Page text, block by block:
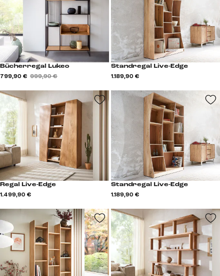
Bücherregal Lukeo
799,90 € 999,90 €
Standregal Live-Edge
1.189,90 €
Regal Live-Edge
1.499,90 €
Standregal Live-Edge
1.189,90 €